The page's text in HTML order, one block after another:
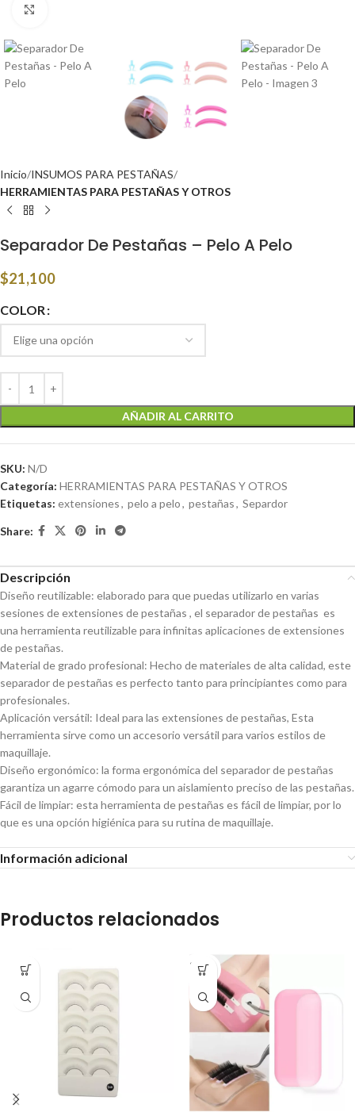
Inicio INSUMOS PARA PESTAÑAS
HERRAMIENTAS PARA PESTAÑAS Y OTROS
Separador De Pestañas – Pelo A Pelo
$21,100
COLOR
AÑADIR AL CARRITO
SKU: N/D
Categoría: HERRAMIENTAS PARA PESTAÑAS Y OTROS
Etiquetas: extensiones, pelo a pelo, pestañas, Separdor
Share:
Descripción
Diseño reutilizable: elaborado para que puedas utilizarlo en varias
sesiones de extensiones de pestañas , el separador de pestañas es
una herramienta reutilizable para infinitas aplicaciones de extensiones
de pestañas.
Material de grado profesional: Hecho de materiales de alta calidad, este
separador de pestañas es perfecto tanto para principiantes como para
profesionales.
Aplicación versátil: Ideal para las extensiones de pestañas, Esta
herramienta sirve como un accesorio versátil para varios estilos de
maquillaje.
Diseño ergonómico: la forma ergonómica del separador de pestañas
garantiza un agarre cómodo para un aislamiento preciso de las pestañas.
Fácil de limpiar: esta herramienta de pestañas es fácil de limpiar, por lo
que es una opción higiénica para su rutina de maquillaje.
Información adicional
Productos relacionados
SOLD
OUT